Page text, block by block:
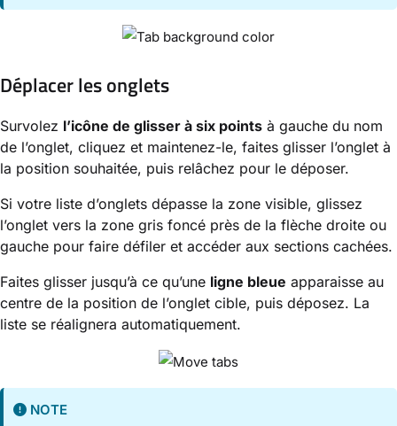
Déplacer les onglets
Survolez l’icône de glisser à six points à gauche du nom
de l’onglet, cliquez et maintenez-le, faites glisser l’onglet à
la position souhaitée, puis relâchez pour le déposer.
Si votre liste d’onglets dépasse la zone visible, glissez
l’onglet vers la zone gris foncé près de la flèche droite ou
gauche pour faire défiler et accéder aux sections cachées.
Faites glisser jusqu’à ce qu’une ligne bleue apparaisse au
centre de la position de l’onglet cible, puis déposez. La
liste se réalignera automatiquement.
NOTE